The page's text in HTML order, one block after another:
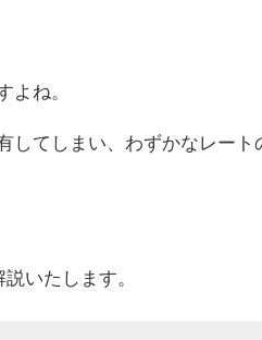
よね。
してしまい、わずかなレート
いたします。